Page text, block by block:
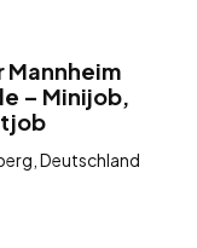
– Minijob,
Deutschland